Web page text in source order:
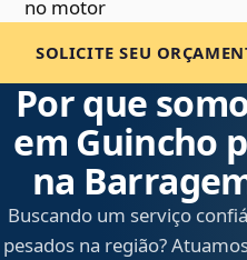
no motor
SOLICITE SEU
Por que
em Guincho
na
Buscando um serviço
pesados na região?